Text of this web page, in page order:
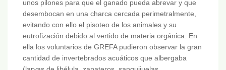
unos pilones para que el ganado pueda abrevar y que
desembocan en una charca cercada perimetralmente,
evitando con ello el pisoteo de los animales y su
eutrofización debido al vertido de materia orgánica. En
ella los voluntarios de GREFA pudieron observar la gran
cantidad de invertebrados acuáticos que albergaba